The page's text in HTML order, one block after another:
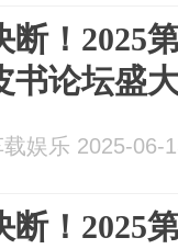
断！2025
书论坛盛
载娱乐 2025-06-
断！2025